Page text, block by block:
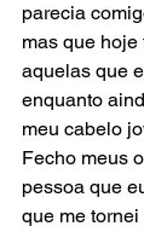
parecia
mas que
aquelas que
enquanto
meu cabelo
Fecho meus
pessoa que
que me